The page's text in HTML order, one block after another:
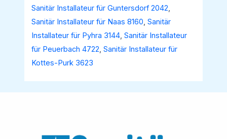
Sanitär Installateur für Guntersdorf 2042,
Sanitär Installateur für Naas 8160,Sanitär
Installateur für Pyhra 3144,Sanitär Installateur
für Peuerbach 4722,Sanitär Installateur für
Kottes-Purk 3623